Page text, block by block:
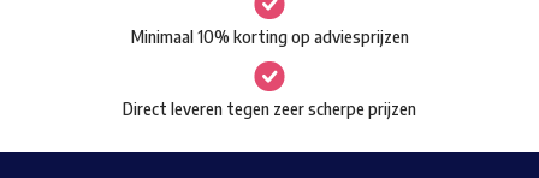
worden
op
de
productpagina
Minimaal 10% korting op adviesprijzen
Direct leveren tegen zeer scherpe prijzen